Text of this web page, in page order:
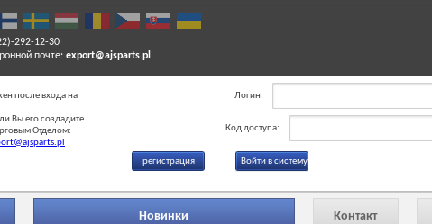
почте: export@ajsparts.pl
292-12-30
после входа на
Вы его создадите
Отделом:
Логин:
Код доступа:
регистрация
Новинки Контакт